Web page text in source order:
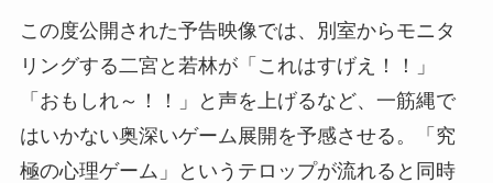
この度公開された予告映像では、別室からモニタ
リングする二宮と若林が「これはすげえ！！」
「おもしれ～！！」と声を上げるなど、一筋縄で
はいかない奥深いゲーム展開を予感させる。「究
極の心理ゲーム」というテロップが流れると同時